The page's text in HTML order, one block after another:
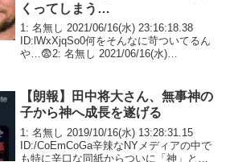
くってしまう…
1: 名無し 2021/06/16(水) 23:16:18.38
ID:lWxXjqSo0何をそんなに苛ついてるん
や…😨2: 名無し 2021/06/16(水)
【朗報】田中将大さん、無事神の
子から神へ成長を遂げる
1: 名無し 2019/10/16(水) 13:28:31.15
ID:/CoEmCoGa辛辣なNYメディアの中で
も特に辛口な同紙からついに「神」と呼